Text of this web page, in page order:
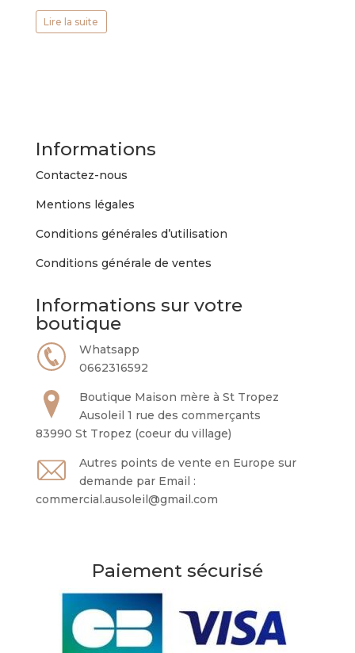
Lire la suite
Informations
Contactez-nous
Mentions légales
Conditions générales d’utilisation
Conditions générale de ventes
Informations sur votre
boutique
Whatsapp
0662316592
Boutique Maison mère à St Tropez
Ausoleil 1 rue des commerçants
83990 St Tropez (coeur du village)
Autres points de vente en Europe sur
demande par Email :
commercial.ausoleil@gmail.com
Paiement sécurisé